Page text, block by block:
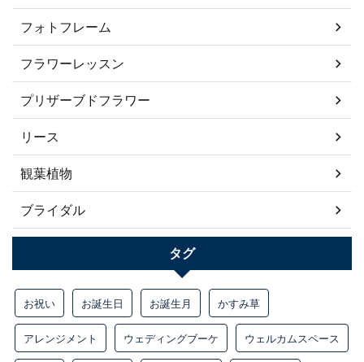
フォトフレーム
フラワーレッスン
プリザーブドフラワー
リース
観葉植物
ブライダル
タグ
お祝い お誕生日 お誕生月 かすみ草
アレンジメント ウェディングブーケ ウェルカムスペース